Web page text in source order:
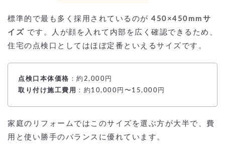
標準的で最も多く採用されているのが 450×450mmサ
イズ です。人が顔を入れて内部を広く確認できるため、
住宅の点検口としてはほぼ定番といえるサイズです。
点検口本体価格 ：約2,000円
取り付け施工費用
：約10,000円〜15,000円
家庭のリフォームではこのサイズを選ぶ方が大半で、費
用と使い勝手のバランスに優れています。